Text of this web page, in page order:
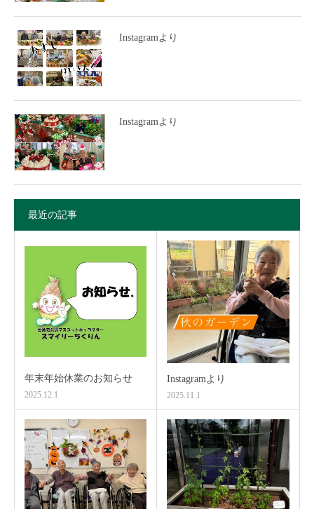
Instagramより
Instagramより
最近の記事
年末年始休業のお知らせ
2025.12.1
Instagramより
2025.11.1